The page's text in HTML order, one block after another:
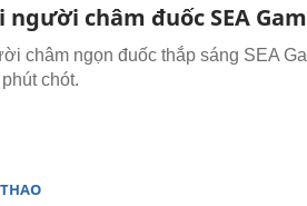
người châm đuốc SEA
châm ngọn đuốc thắp sáng SEA
chót.